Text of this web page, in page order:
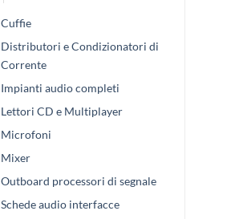
Cuffie
Distributori e Condizionatori di
Corrente
Impianti audio completi
Lettori CD e Multiplayer
Microfoni
Mixer
Outboard processori di segnale
Schede audio interfacce